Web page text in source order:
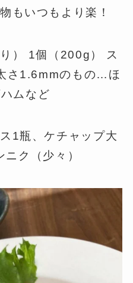
もいつもより楽！
） 1個（200g） ス
さ1.6mmのもの…ほ
ムなど
1瓶、ケチャップ大
ク（少々）